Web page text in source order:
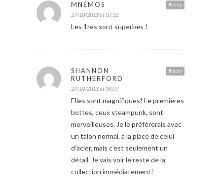
Reply
MNÉMOS
27/10/2013 at 07:32
Les 1res sont superbes !
Reply
SHANNON
RUTHERFORD
27/10/2013 at 09:07
Elles sont magnifiques! Le premières
bottes, ceux steampunk, sont
merveilleuses. Je le préférerais avec
un talon normal, à la place de celui
d’acier, mais c’est seulement un
détail. Je vais voir le reste de la
collection immédiatement!